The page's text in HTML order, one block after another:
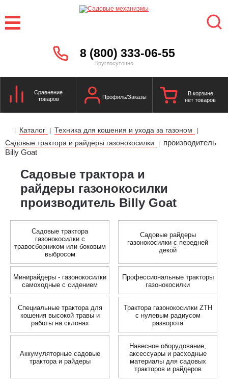
8 (800) 333-06-55
Круглосуточно
Сравнение
товаров
Профиль/Заказы
В корзине
нет товаров
| Каталог | Техника для кошения и ухода за газоном |
Садовые трактора и райдеры газонокосилки |
производитель
Billy Goat
Садовые трактора и
райдеры газонокосилки
производитель Billy Goat
Садовые трактора
газонокосилки с
травосборником или боковым
выбросом
Садовые райдеры
газонокосилки с передней
декой
Минирайдеры - газонокосилки
самоходные с сидением
Профессиональные тракторы
газонокосилки
Специальные трактора для
кошения высокой травы и
работы на склонах
Трактора газонокосилки ZTH
с нулевым радиусом
разворота
Аккумуляторные садовые
трактора и райдеры
Навесное оборудование,
аксессуары и расходные
материалы для садовых
тракторов и райдеров